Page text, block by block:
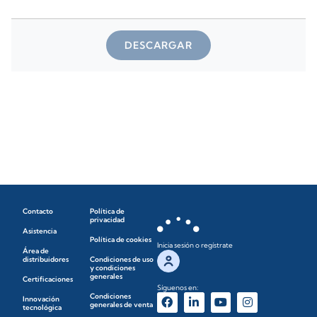
DESCARGAR
Contacto
Asistencia
Área de
distribuidores
Certificaciones
Innovación
tecnológica
Política de
privacidad
Política de cookies
Condiciones de uso
y condiciones
generales
Condiciones
generales de venta
Inicia sesión o regístrate
Síguenos en: